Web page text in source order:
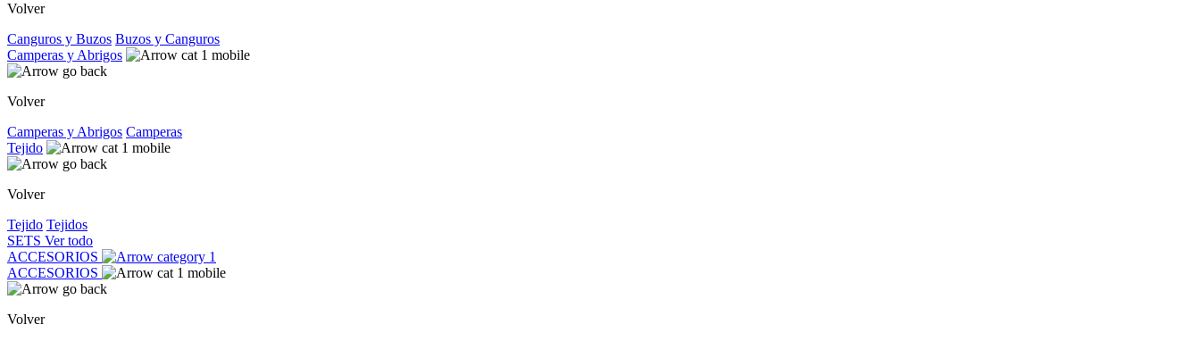
Volver
Canguros y Buzos Buzos y Canguros
Camperas y Abrigos
Volver
Camperas y Abrigos Camperas
Tejido
Volver
Tejido Tejidos
SETS Ver todo
ACCESORIOS
ACCESORIOS
Volver